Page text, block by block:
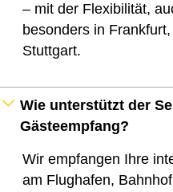
– mit der Flexibilität,
besonders in
Stuttgart.
Wie unterstützt der
Gästeempfang?
Wir empfangen Ihre
am Flughafen,